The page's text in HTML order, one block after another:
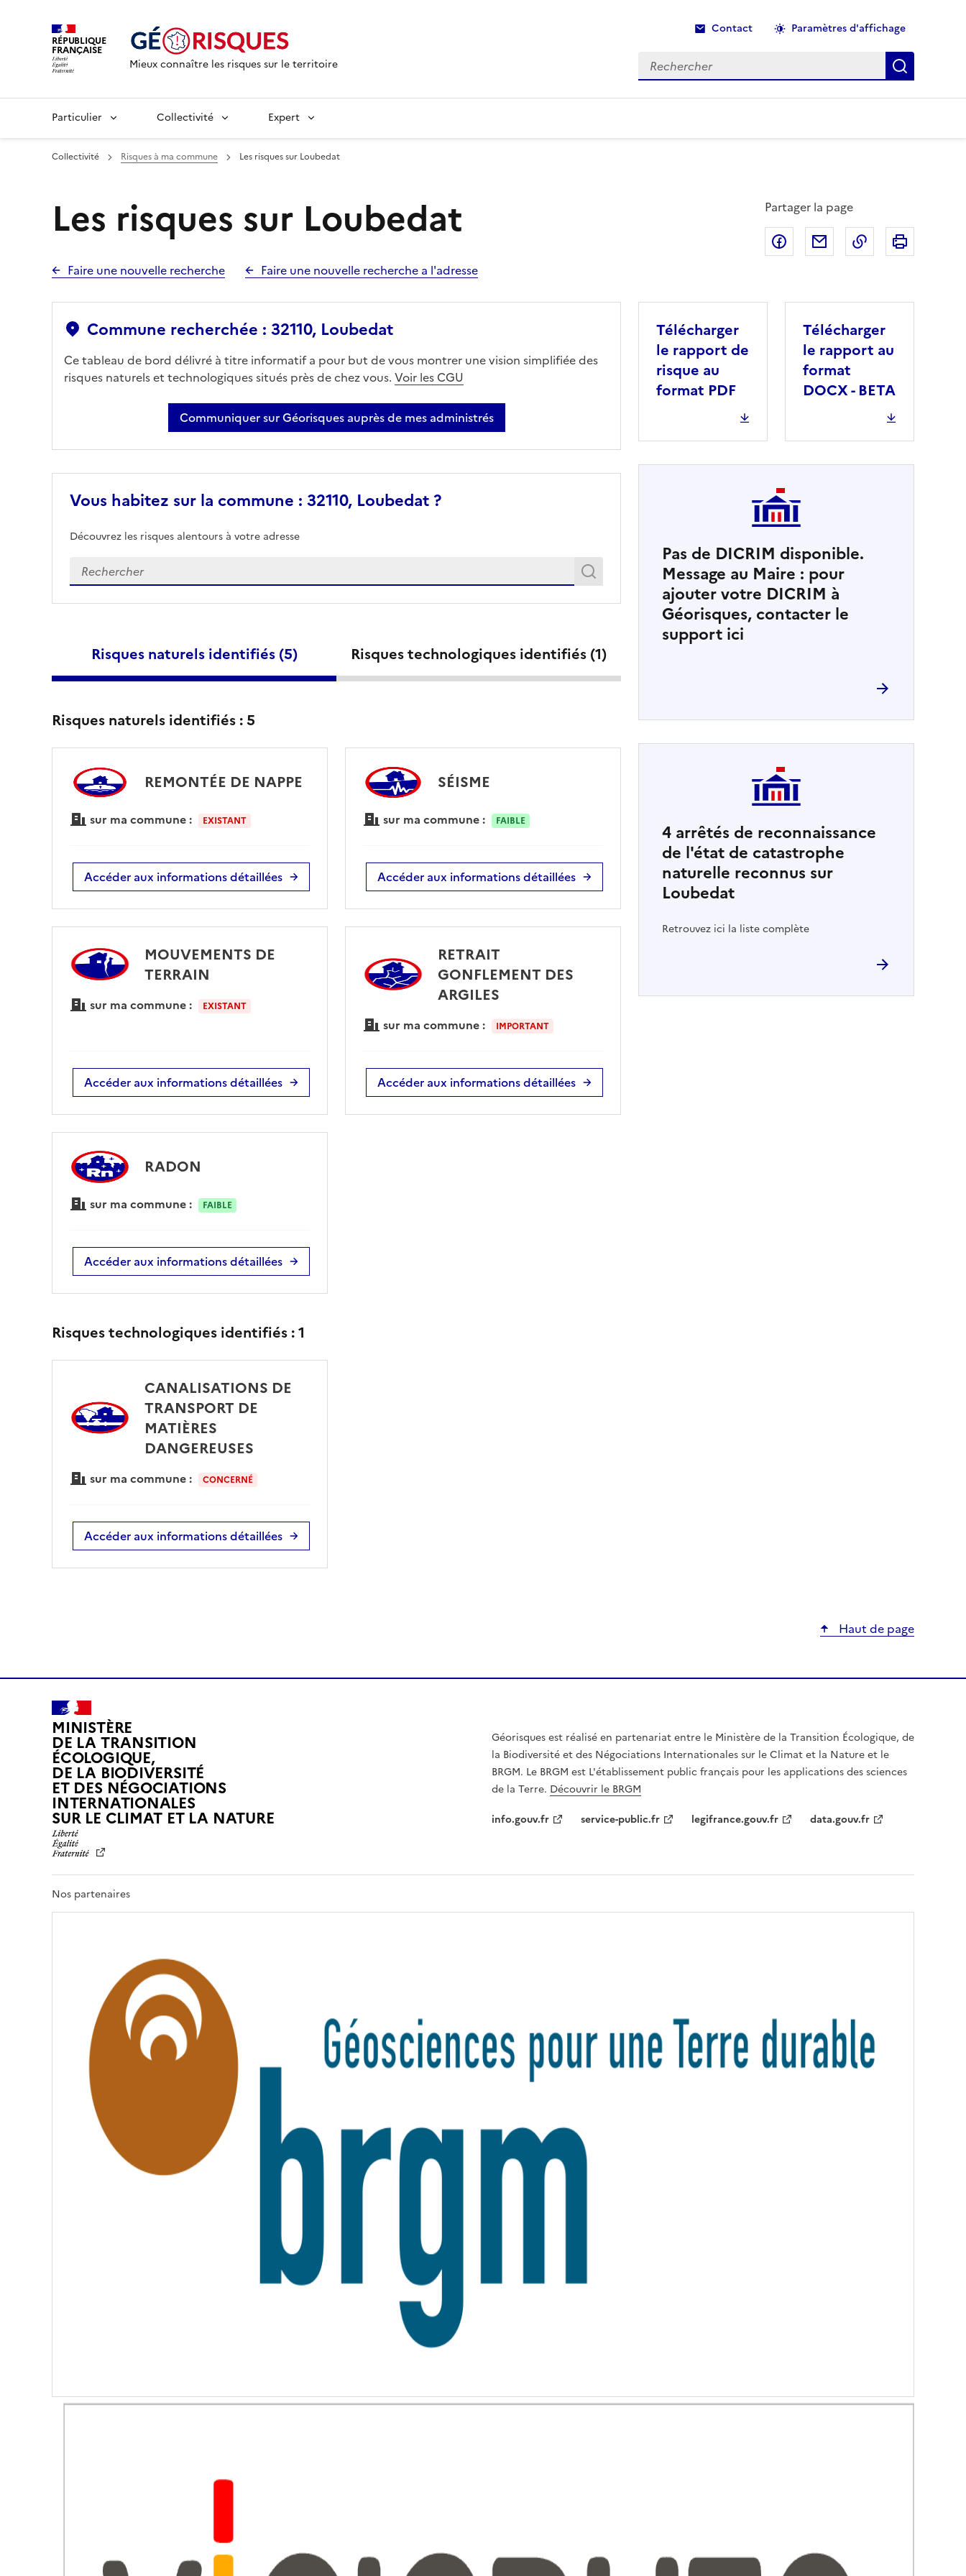
RÉPUBLIQUE
FRANÇAISE
Mieux connaître les risques sur le territoire
Contact Paramètres d'affichage
Rechercher Recherche
Particulier Collectivité Expert
Collectivité Risques à ma commune Les risques sur Loubedat
Les risques sur Loubedat
Faire une nouvelle recherche Faire une nouvelle recherche a l'adresse
Partager la page
Partager sur Facebook
Partager par email
Copier dans le
Commune recherchée : 32110, Loubedat
Ce tableau de bord délivré à titre informatif a pour but de vous montrer une vision simplifiée des
risques naturels et technologiques situés près de chez vous. Voir les CGU
Communiquer sur Géorisques auprès de mes administrés
Vous habitez sur la commune : 32110, Loubedat ?
Découvrez les risques alentours à votre adresse
Veuillez renseigner votre adresse exacte Rechercher
Recherche
Risques naturels identifiés (5) Risques technologiques identifiés (1)
Risques naturels identifiés :5
REMONTÉE DE NAPPE
sur ma commune : EXISTANT
Accéder aux informations détaillées
SÉISME
sur ma commune : FAIBLE
Accéder aux informations détaillées
MOUVEMENTS DE
TERRAIN
sur ma commune : EXISTANT
Accéder aux informations détaillées
RETRAIT
GONFLEMENT DES
ARGILES
sur ma commune : IMPORTANT
Accéder aux informations détaillées
RADON
sur ma commune : FAIBLE
Accéder aux informations détaillées
Risques technologiques identifiés :1
CANALISATIONS DE
TRANSPORT DE
MATIÈRES
DANGEREUSES
sur ma commune : CONCERNÉ
Accéder aux informations détaillées
Télécharger
le rapport de
risque au
format PDF
Télécharger
le rapport au
format
DOCX - BETA
Pas de DICRIM disponible.
Message au Maire : pour
ajouter votre DICRIM à
Géorisques, contacter le
support ici
4 arrêtés de reconnaissance
de l'état de catastrophe
naturelle reconnus sur
Loubedat
Retrouvez ici la liste complète
Haut de page
MINISTÈRE
DE LA TRANSITION
ÉCOLOGIQUE,
DE LA BIODIVERSITÉ
ET DES NÉGOCIATIONS
INTERNATIONALES
SUR LE CLIMAT ET LA NATUREL
R
É
R
R
N
T
Géorisques est réalisé en partenariat entre le Ministère de la Transition Écologique, de
la Biodiversité et des Négociations Internationales sur le Climat et la Nature et le
BRGM. Le BRGM est L'établissement public français pour les applications des sciences
de la Terre. Découvrir le BRGM
info.gouv.fr
service-public.fr legifrance.gouv.fr data.gouv.fr
Nos partenaires